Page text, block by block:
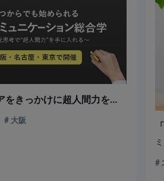
スクールフェアをきっかけに超人間力を携えた新しい生き方を始めませんか？
大阪